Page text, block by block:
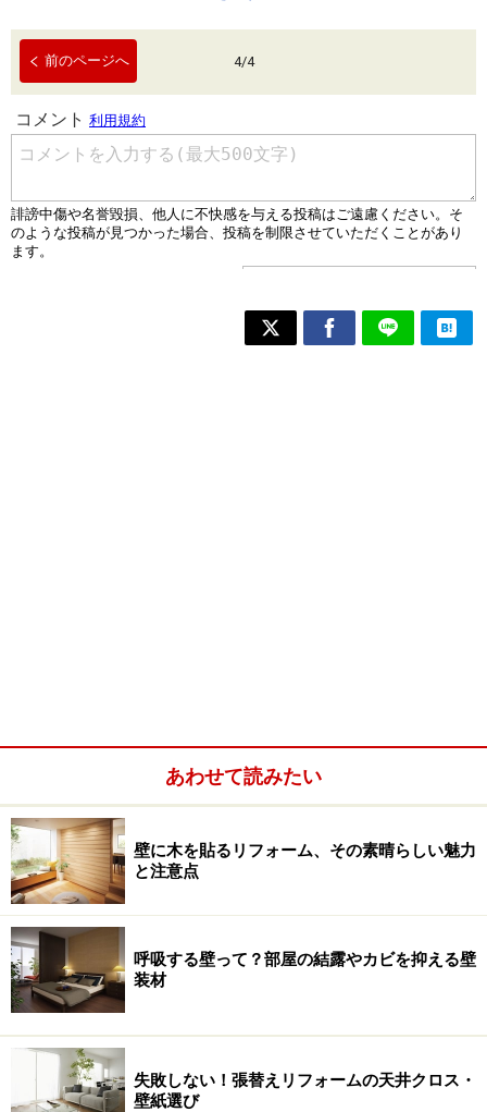
前のページへ 4/4
あわせて読みたい
壁に木を貼るリフォーム、その素晴らしい魅力
と注意点
呼吸する壁って？部屋の結露やカビを抑える壁
装材
失敗しない！張替えリフォームの天井クロス・
壁紙選び